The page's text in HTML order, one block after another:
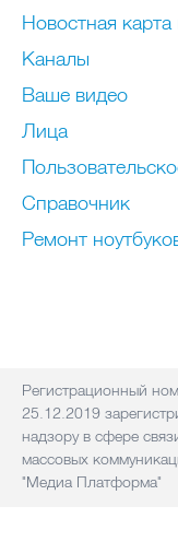
Новостная карта
Каналы
Ваше видео
Лица
Справочник
Ремонт
Регистрационный
25.12.2019
надзору в сфере
массовых
"Медиа Платформа"